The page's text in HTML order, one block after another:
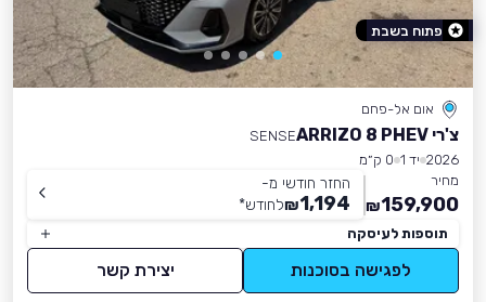
אום אל-פחם
צ'רי ARRIZO 8 PHEV
SENSE
2026 יד 1
0 ק״מ
מחיר
159,900
₪
החזר חודשי מ-
1,194
₪לחודש*
תוספות לעיסקה
לפגישה בסוכנות יצירת קשר
פתוח בשבת